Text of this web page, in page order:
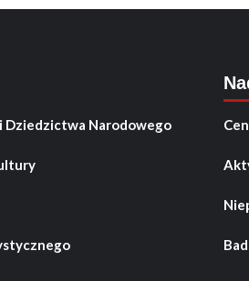
Narodowego